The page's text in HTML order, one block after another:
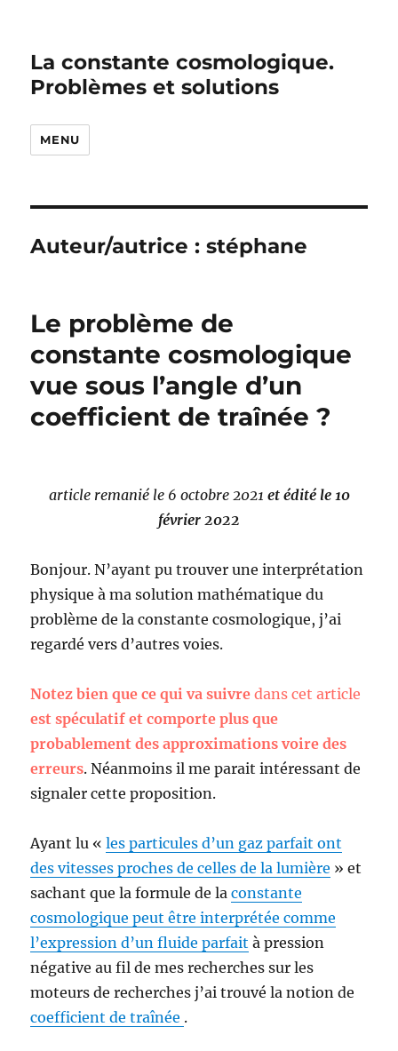
La constante cosmologique.
Problèmes et solutions
MENU
Auteur/autrice :stéphane
Le problème de
constante cosmologique
vue sous l’angle d’un
coefficient de traînée ?
article remanié le 6 octobre 2021 et édité le 10
février 2022
Bonjour. N’ayant pu trouver une interprétation
physique à ma solution mathématique du
problème de la constante cosmologique, j’ai
regardé vers d’autres voies.
Notez bien que ce qui va suivre dans cet article
est spéculatif et comporte plus que
probablement des approximations voire des
erreurs. Néanmoins il me parait intéressant de
signaler cette proposition.
Ayant lu «les particules d’un gaz parfait ont
des vitesses proches de celles de la lumière » et
sachant que la formule de laconstante
cosmologique peut être interprétée comme
l’expression d’un fluide parfait à pression
négative au fil de mes recherches sur les
moteurs de recherches j’ai trouvé la notion de
coefficient de traînée .